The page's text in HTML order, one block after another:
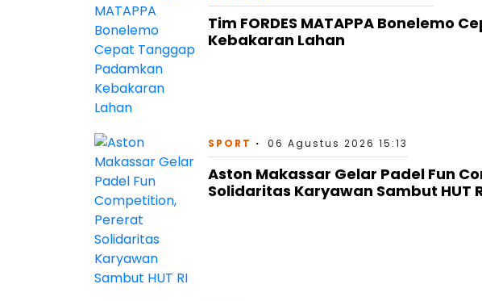
Tim FORDES MATAPPA Bonelemo
Kebakaran Lahan
SPORT 06 Agustus 2026 15:13
Aston Makassar Gelar Padel Fun
Solidaritas Karyawan Sambut HUT